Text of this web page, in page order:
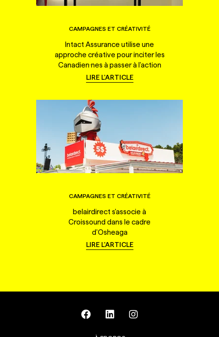
CAMPAGNES ET CRÉATIVITÉ
Intact Assurance utilise une
approche créative pour inciter les
Canadien·nes à passer à l'action
LIRE L'ARTICLE
CAMPAGNES ET CRÉATIVITÉ
belairdirect s'associe à
Croissound dans le cadre
d'Osheaga
LIRE L'ARTICLE